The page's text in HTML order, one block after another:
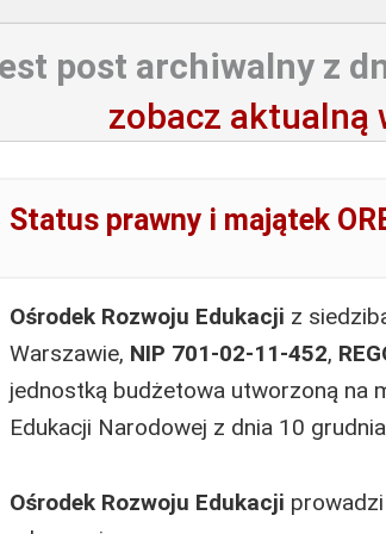
post archiwalny z
zobacz aktualną
Status prawny i majątek
Ośrodek Rozwoju Edukacji z
Warszawie, NIP 701-02-11-452,
jednostką budżetowa utworzoną na
Edukacji Narodowej z dnia 10
Ośrodek Rozwoju Edukacji